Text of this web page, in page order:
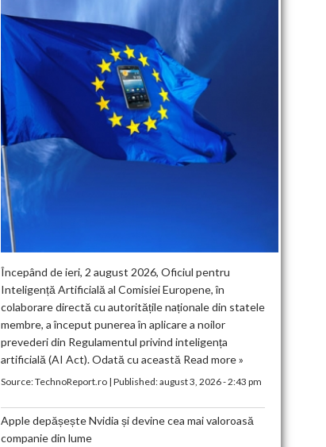
Începând de ieri, 2 august 2026, Oficiul pentru
Inteligență Artificială al Comisiei Europene, în
colaborare directă cu autoritățile naționale din statele
membre, a început punerea în aplicare a noilor
prevederi din Regulamentul privind inteligența
artificială (AI Act). Odată cu această Read more »
Source:TechnoReport.ro| Published:august 3, 2026 - 2:43 pm
Apple depășește Nvidia și devine cea mai valoroasă
companie din lume